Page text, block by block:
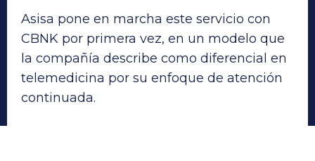
Asisa pone en marcha este servicio con
CBNK por primera vez, en un modelo que
la compañía describe como diferencial en
telemedicina por su enfoque de atención
continuada.